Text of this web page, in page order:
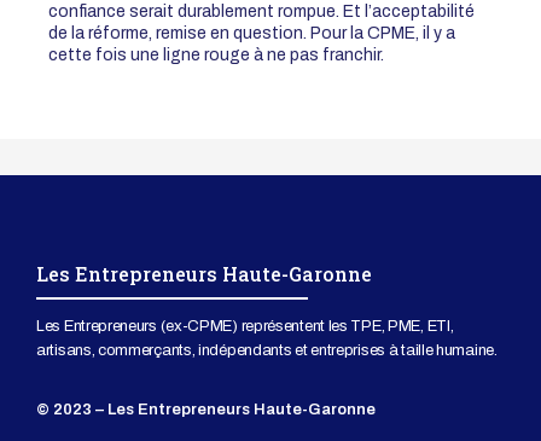
confiance serait durablement rompue. Et l’acceptabilité
de la réforme, remise en question. Pour la CPME, il y a
cette fois une ligne rouge à ne pas franchir.
Les Entrepreneurs Haute-Garonne
Les Entrepreneurs (ex-CPME) représentent les TPE, PME, ETI,
artisans, commerçants, indépendants et entreprises à taille humaine.
© 2023 – Les Entrepreneurs Haute-Garonne